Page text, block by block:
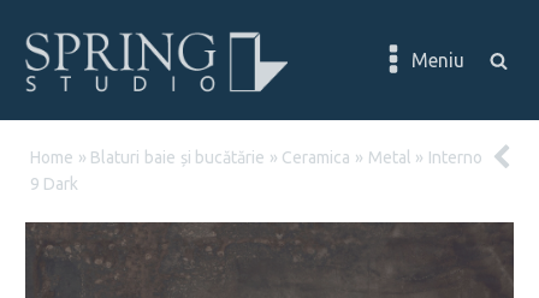
Meniu
Home » Blaturi baie și bucătărie » Ceramica » Metal » Interno
9 Dark